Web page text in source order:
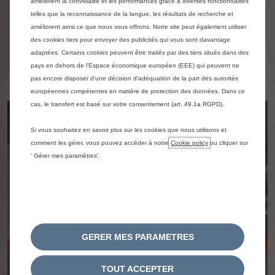
Précédent
telles que la reconnaissance de la langue, les résultats de recherche et
améliorent ainsi ce que nous vous offrons. Notre site peut également utiliser
des cookies tiers pour envoyer des publicités qui vous sont davantage
adaptées. Certains cookies peuvent être traités par des tiers situés dans des
pays en dehors de l'Espace économique européen (EEE) qui peuvent ne
pas encore disposer d'une décision d'adéquation de la part des autorités
européennes compétentes en matière de protection des données. Dans ce
cas, le transfert est basé sur votre consentement (art. 49.1a RGPD).
Si vous souhaitez en savoir plus sur les cookies que nous utilisons et
comment les gérer, vous pouvez accéder à notre Cookie policy ou cliquer sur
' Gérer mes paramètres'.
GERER MES PARAMETRES
TOUT ACCEPTER